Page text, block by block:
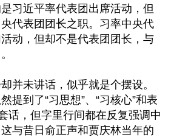
习近平率代表团出席活动，但
代表团团长之职。习率中央代
动，但却不是代表团团长，与
并未讲话，似乎就是个摆设。
提到了“习思想”、“习核心”和表
话，但字里行间都在反复强调中
与昔日俞正声和贾庆林当年的